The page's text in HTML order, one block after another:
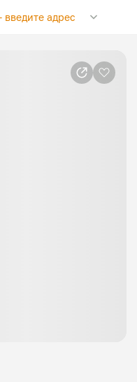
введите адрес